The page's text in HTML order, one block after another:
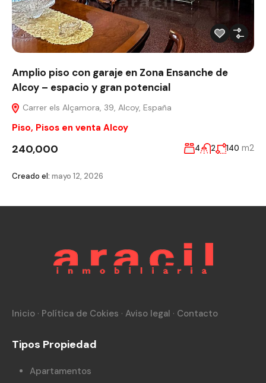
Amplio piso con garaje en Zona Ensanche de
Alcoy – espacio y gran potencial
Carrer els Alçamora, 39, Alcoy, España
Piso, Pisos en venta Alcoy
240,000 4 2 140 m2
Creado el: mayo 12, 2026
Inicio · Política de Cokies · Aviso legal · Contacto
Tipos Propiedad
Apartamentos